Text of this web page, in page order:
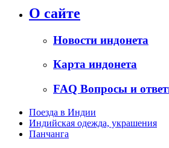
О сайте
Новости индонета
Карта индонета
FAQ Вопросы и
Поезда в Индии
Индийская одежда, украшения
Панчанга